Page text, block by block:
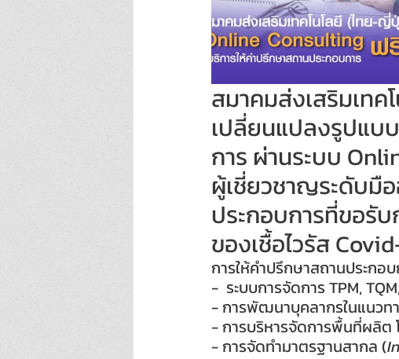
สมาคมส่งเสริมเท
เปลี่ยนแปลงรูปแบ
การ ผ่านระบบ
ผู้เชี่ยวชาญระดับมื
ประกอบการที่ขอรับ
ของเชื้อไวรัส
การให้คำปรึกษาสถานประกอ
-  ระบบการจัดการ TPM,
- การพัฒนาบุคลากรในแนว
- การบริหารจัดการพื้นที่ผลิต
- การจัดทำมาตรฐานสากล (